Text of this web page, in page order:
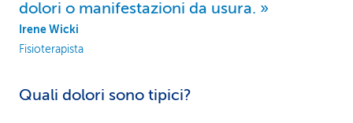
dolori o manifestazioni da usura.
Irene Wicki
Fisioterapista
Quali dolori sono tipici?